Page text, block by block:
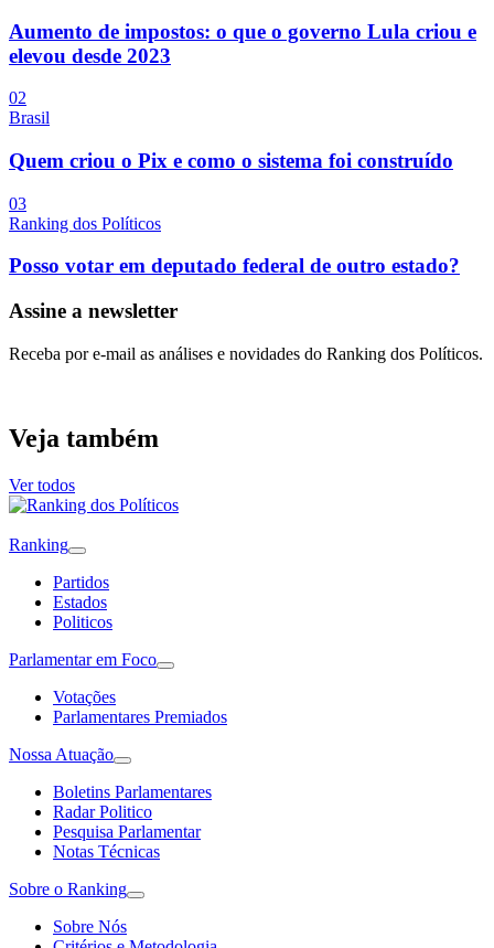
Aumento de impostos: o que o governo Lula criou e
elevou desde 2023
02
Brasil
Quem criou o Pix e como o sistema foi construído
03
Ranking dos Políticos
Posso votar em deputado federal de outro estado?
Assine a newsletter
Receba por e-mail as análises e novidades do Ranking dos Políticos.
Veja também
Ver todos
Ranking
Partidos
Estados
Politicos
Parlamentar em Foco
Votações
Parlamentares Premiados
Nossa Atuação
Boletins Parlamentares
Radar Politico
Pesquisa Parlamentar
Notas Técnicas
Sobre o Ranking
Sobre Nós